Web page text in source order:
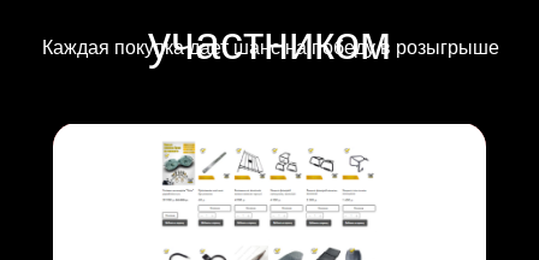
участником
Каждая покупка дает шанс на победу в розыгрыше